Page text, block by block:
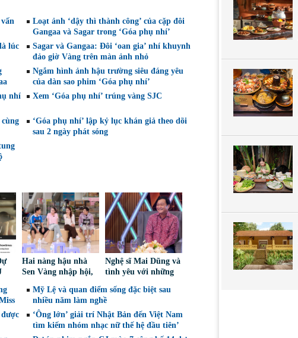
Loạt ảnh ‘dậy thì thành công’ của cặp đôi
Gangaa và Sagar trong ‘Góa phụ nhí’
lúc
Sagar và Gangaa: Đôi ‘oan gia’ nhí khuynh
đảo giờ Vàng trên màn ảnh nhỏ
Ngắm hình ảnh hậu trường siêu đáng yêu
của dàn sao phim ‘Góa phụ nhí’
nhí
Xem ‘Góa phụ nhí’ trúng vàng SJC
‘Góa phụ nhí’ lập kỷ lục khán giả theo dõi
sau 2 ngày phát sóng
Hai nàng hậu nhà
Sen Vàng nhập hội,
chinh phục khán giả
Nghệ sĩ Mai Dũng và
tình yêu với những
Mỹ Lệ và quan điểm sống đặc biệt sau
nhiều năm làm nghề
‘Ông lớn’ giải trí Nhật Bản đến Việt Nam
tìm kiếm nhóm nhạc nữ thế hệ đầu tiên’